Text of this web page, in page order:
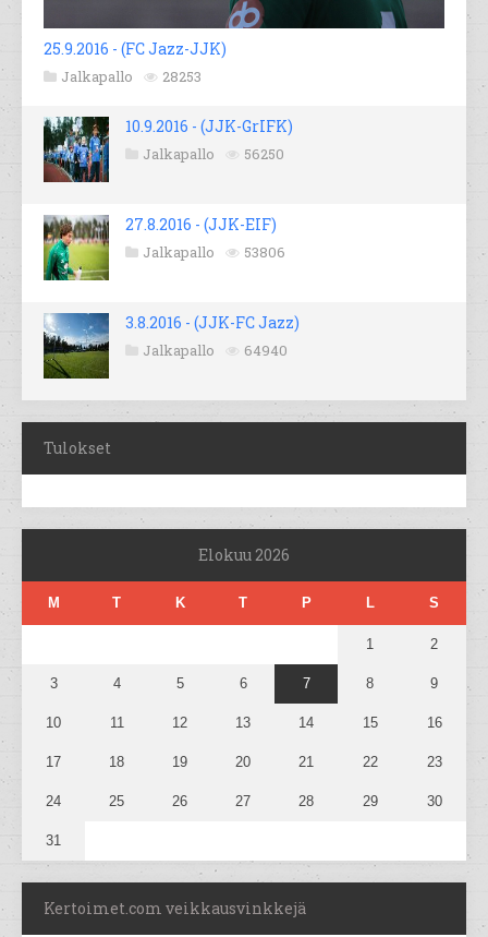
25.9.2016 - (FC Jazz-JJK)
Jalkapallo 28253
10.9.2016 - (JJK-GrIFK)
Jalkapallo 56250
27.8.2016 - (JJK-EIF)
Jalkapallo 53806
3.8.2016 - (JJK-FC Jazz)
Jalkapallo 64940
Tulokset
Elokuu 2026
M T K T P L S
1 2
3 4 5 6 7 8 9
10 11 12 13 14 15 16
17 18 19 20 21 22 23
24 25 26 27 28 29 30
31
Kertoimet.com veikkausvinkkejä